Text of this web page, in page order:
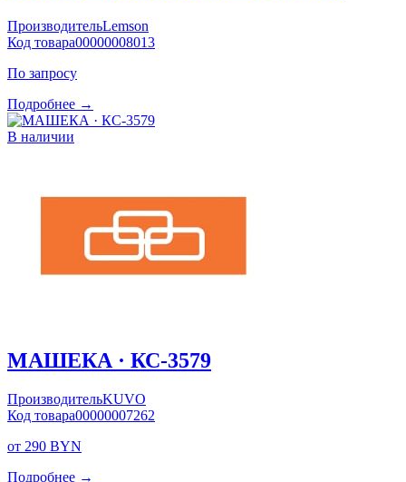
ПроизводительLemson
Код товара00000008013
По запросу
Подробнее →
В наличии
МАШЕКА · КС-3579
ПроизводительKUVO
Код товара00000007262
от 290 BYN
Подробнее →